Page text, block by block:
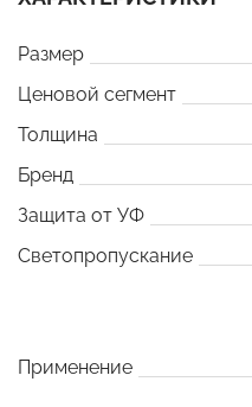
Размер
Ценовой сегмент
Толщина
Бренд
Защита от УФ
Светопропускание
Применение